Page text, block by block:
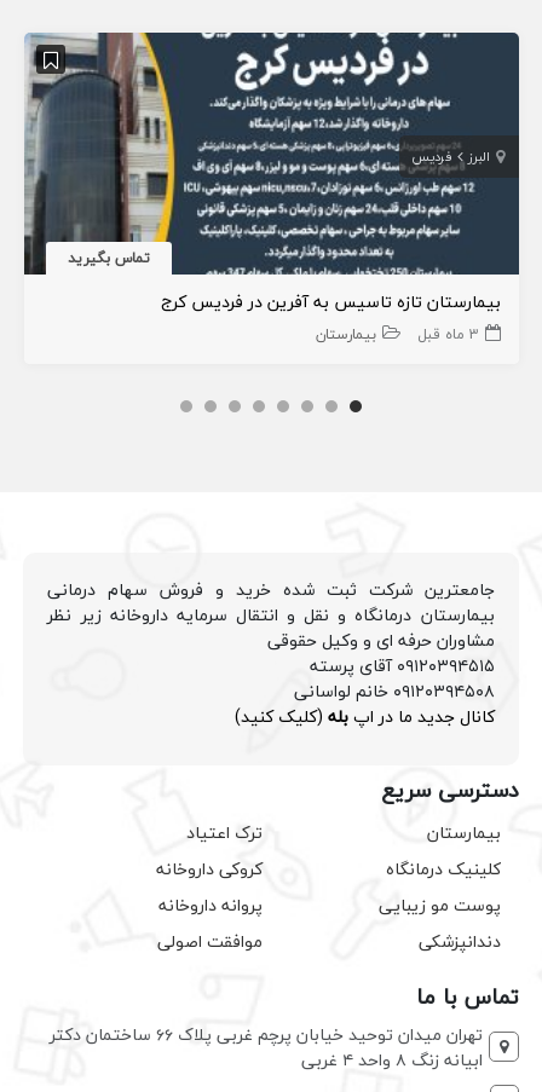
البرز فردیس
تماس بگیرید
بیمارستان تازه تاسیس به آفرین در فردیس کرج
3 ماه قبل بیمارستان
جامعترین شرکت ثبت شده خرید و فروش سهام درمانی
بیمارستان درمانگاه و نقل و انتقال سرمایه داروخانه زیر نظر
مشاوران حرفه ای و وکیل حقوقی
۰۹۱۲۰۳۹۴۵۱۵ آقای پرسته
۰۹۱۲۰۳۹۴۵۰۸ خانم لواسانی
کانال جدید ما در اپبله (کلیک کنید)
دسترسی سریع
بیمارستان
کلینیک درمانگاه
پوست مو زیبایی
دندانپزشکی
ترک اعتیاد
کروکی داروخانه
پروانه داروخانه
موافقت اصولی
تماس با ما
تهران میدان توحید خیابان پرچم غربی پلاک ۶۶ ساختمان دکتر
ابیانه زنگ ۸ واحد ۴ غربی